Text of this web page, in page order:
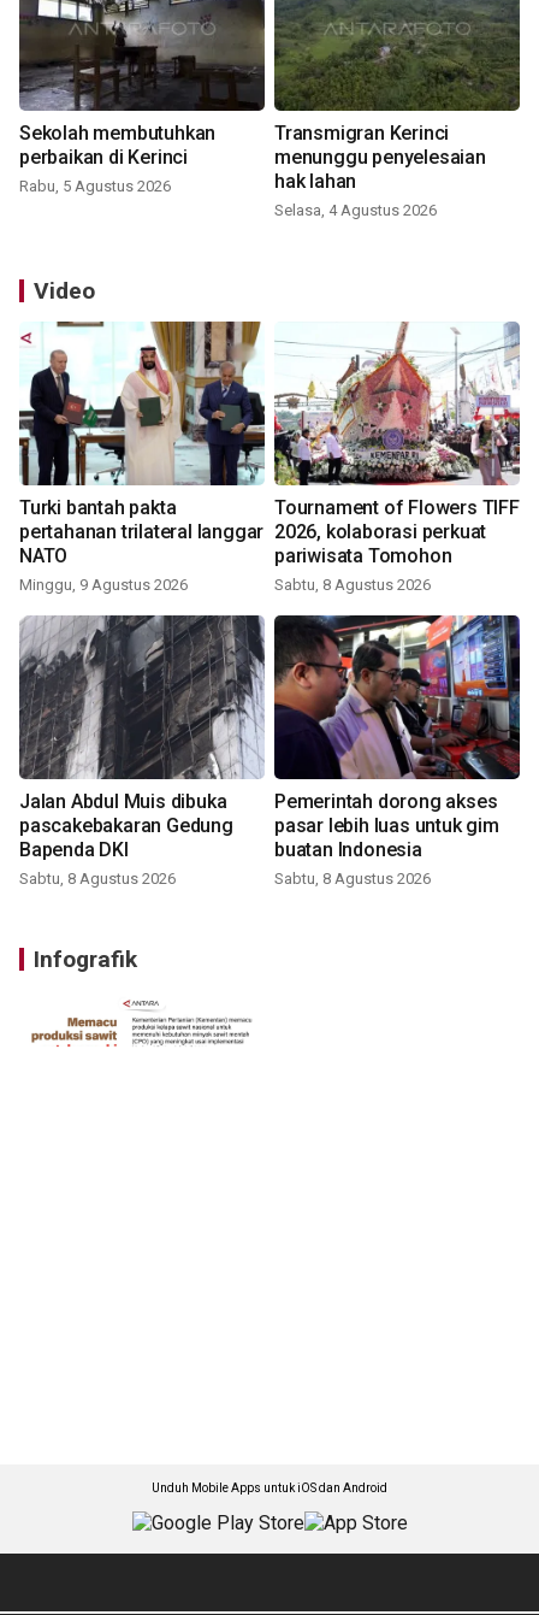
Sekolah membutuhkan
perbaikan di Kerinci
Rabu, 5 Agustus 2026
Transmigran Kerinci
menunggu penyelesaian
hak lahan
Selasa, 4 Agustus 2026
Video
Turki bantah pakta
pertahanan trilateral langgar
NATO
Minggu, 9 Agustus 2026
Tournament of Flowers TIFF
2026, kolaborasi perkuat
pariwisata Tomohon
Sabtu, 8 Agustus 2026
Jalan Abdul Muis dibuka
pascakebakaran Gedung
Bapenda DKI
Sabtu, 8 Agustus 2026
Pemerintah dorong akses
pasar lebih luas untuk gim
buatan Indonesia
Sabtu, 8 Agustus 2026
Infografik
Unduh Mobile Apps untuk iOS dan Android